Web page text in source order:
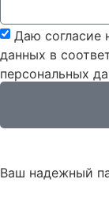
Даю согласие
данных в
персональных
Ваш надежный